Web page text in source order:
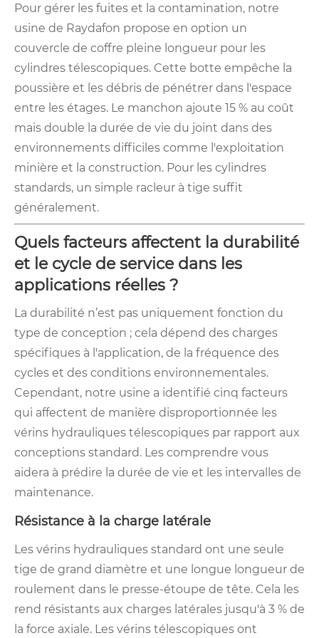
Pour gérer les fuites et la contamination, notre
usine de Raydafon propose en option un
couvercle de coffre pleine longueur pour les
cylindres télescopiques. Cette botte empêche la
poussière et les débris de pénétrer dans l'espace
entre les étages. Le manchon ajoute 15 % au coût
mais double la durée de vie du joint dans des
environnements difficiles comme l'exploitation
minière et la construction. Pour les cylindres
standards, un simple racleur à tige suffit
généralement.
Quels facteurs affectent la durabilité
et le cycle de service dans les
applications réelles ?
La durabilité n’est pas uniquement fonction du
type de conception ; cela dépend des charges
spécifiques à l'application, de la fréquence des
cycles et des conditions environnementales.
Cependant, notre usine a identifié cinq facteurs
qui affectent de manière disproportionnée les
vérins hydrauliques télescopiques par rapport aux
conceptions standard. Les comprendre vous
aidera à prédire la durée de vie et les intervalles de
maintenance.
Résistance à la charge latérale
Les vérins hydrauliques standard ont une seule
tige de grand diamètre et une longue longueur de
roulement dans le presse-étoupe de tête. Cela les
rend résistants aux charges latérales jusqu'à 3 % de
la force axiale. Les vérins télescopiques ont